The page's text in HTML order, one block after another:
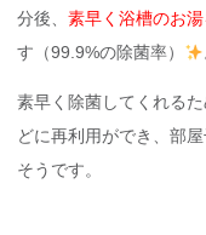
分後、素早く浴槽のお
す（99.9%の除菌率）
素早く除菌してくれる
どに再利用ができ、部
そうです。